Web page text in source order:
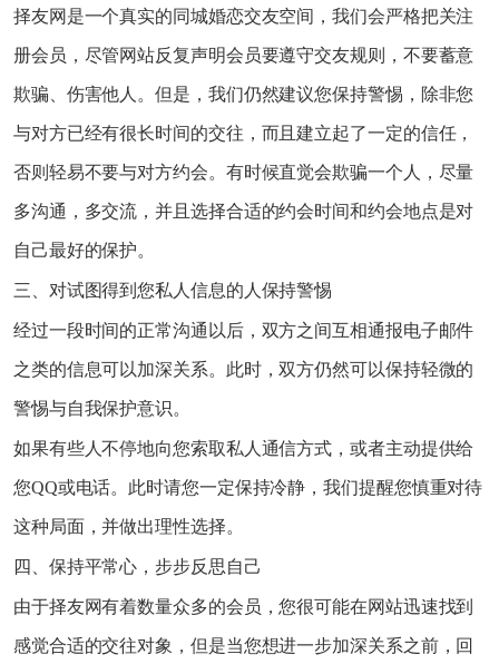
择友网是一个真实的同城婚恋交友空间，我们会严格把关注
册会员，尽管网站反复声明会员要遵守交友规则，不要蓄意
欺骗、伤害他人。但是，我们仍然建议您保持警惕，除非您
与对方已经有很长时间的交往，而且建立起了一定的信任，
否则轻易不要与对方约会。有时候直觉会欺骗一个人，尽量
多沟通，多交流，并且选择合适的约会时间和约会地点是对
自己最好的保护。
三、对试图得到您私人信息的人保持警惕
经过一段时间的正常沟通以后，双方之间互相通报电子邮件
之类的信息可以加深关系。此时，双方仍然可以保持轻微的
警惕与自我保护意识。
如果有些人不停地向您索取私人通信方式，或者主动提供给
您QQ或电话。此时请您一定保持冷静，我们提醒您慎重对待
这种局面，并做出理性选择。
四、保持平常心，步步反思自己
由于择友网有着数量众多的会员，您很可能在网站迅速找到
感觉合适的交往对象，但是当您想进一步加深关系之前，回